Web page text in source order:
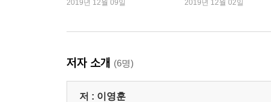
학도지원병제란? / 학도지원의 총수와 실태 / 천재
11. 후안무치하고 어리석은 한일회담 결사반대_주
장면 정부의 청구권 교섭 / 1960년대 야당의 한일
2019년 12월 09일 2019년 12월 02일
저자 소개 (6명)
저 : 이영훈